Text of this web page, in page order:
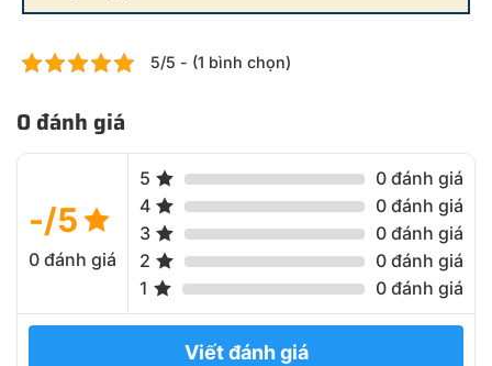
5/5 - (1 bình chọn)
0 đánh giá
-/5
0 đánh giá
5
0 đánh giá
4
0 đánh giá
3
0 đánh giá
2
0 đánh giá
1
0 đánh giá
Viết đánh giá